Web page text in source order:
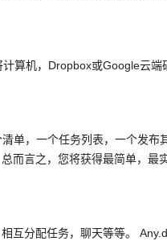
算机，Dropbox或Google云
单，一个任务列表，一个发布
而言之，您将获得最简单，最
互分配任务，聊天等等。